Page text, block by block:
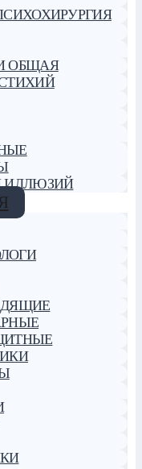
ОБЩАЯ
ИЛЛЮЗИЙ